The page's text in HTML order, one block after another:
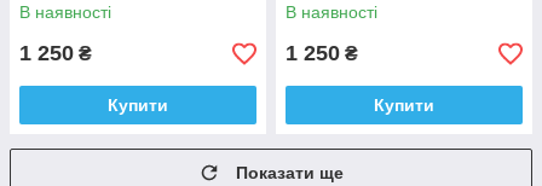
В наявності
1 250 ₴
Купити
В наявності
1 250 ₴
Купити
Показати ще